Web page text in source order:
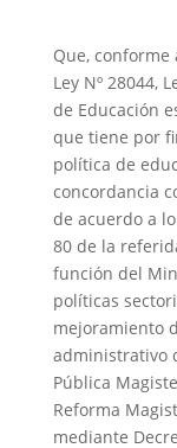
Que,
Ley Nº 28044,
de Educación
que tiene por
política de
concordancia
de acuerdo a
80 de la
función del
políticas
mejoramiento
administrativo
Pública
Reforma
mediante